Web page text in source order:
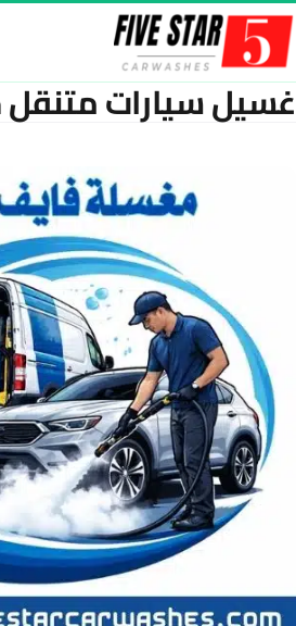
تخطّى إلى المحتوى
غسيل سيارات متنقل